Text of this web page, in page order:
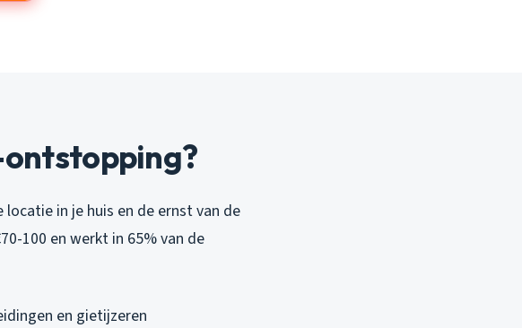
in je huis en de ernst van de
100 en werkt in 65% van de
en gietijzeren